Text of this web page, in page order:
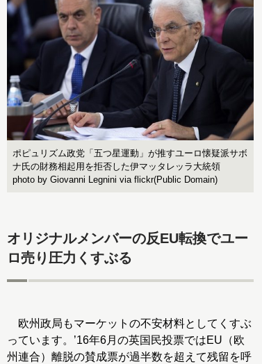
ポピュリズム政党「五つ星運動」が推すユーロ懐疑派サボ
ナ氏の財務相起用を拒否した伊マッタレッラ大統領
photo by Giovanni Legnini via flickr(Public Domain)
オリジナルメンバーの反EU転換でユー
ロ売り圧力くすぶる
欧州政局もマーケットの不安材料としてくすぶ
っています。’16年6月の英国民投票ではEU（欧
州連合）離脱の賛成票が過半数を超えて残留を呼